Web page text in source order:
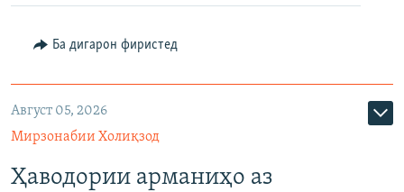
Ба дигарон фиристед
Август 05, 2026
Мирзонабии Холиқзод
Ҳаводории арманиҳо аз